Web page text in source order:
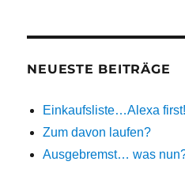
NEUESTE BEITRÄGE
Einkaufsliste…Alexa first!
Zum davon laufen?
Ausgebremst… was